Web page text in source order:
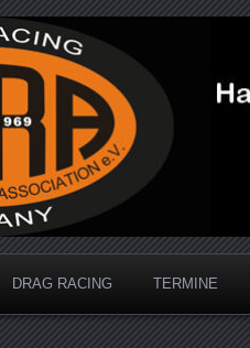
Racing
DRAG RACING TERMINE